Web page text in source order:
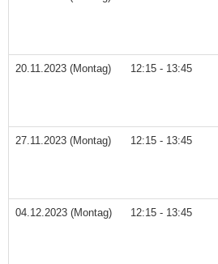
20.11.2023 (Montag) 12:15 - 13:45
27.11.2023 (Montag) 12:15 - 13:45
04.12.2023 (Montag) 12:15 - 13:45